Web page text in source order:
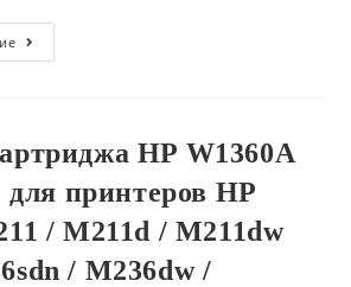
Заправка
Картриджа
W2072A
(117A),
W2073A
(117A)
Для
Принтеров
HP
Color
HP W1360A
для принтеров HP
/ M211d / M211dw
/ M236dw /